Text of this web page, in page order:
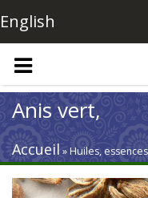
Aller au contenu principal
English
Anis vert,
Accueil » Huiles,